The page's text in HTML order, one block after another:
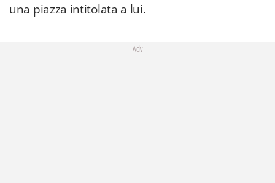
una piazza intitolata a lui.
Adv